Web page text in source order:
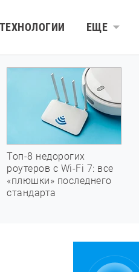
ЕЩЕ
Топ-8 недорогих
роутеров с Wi-Fi 7: все
«плюшки» последнего
стандарта